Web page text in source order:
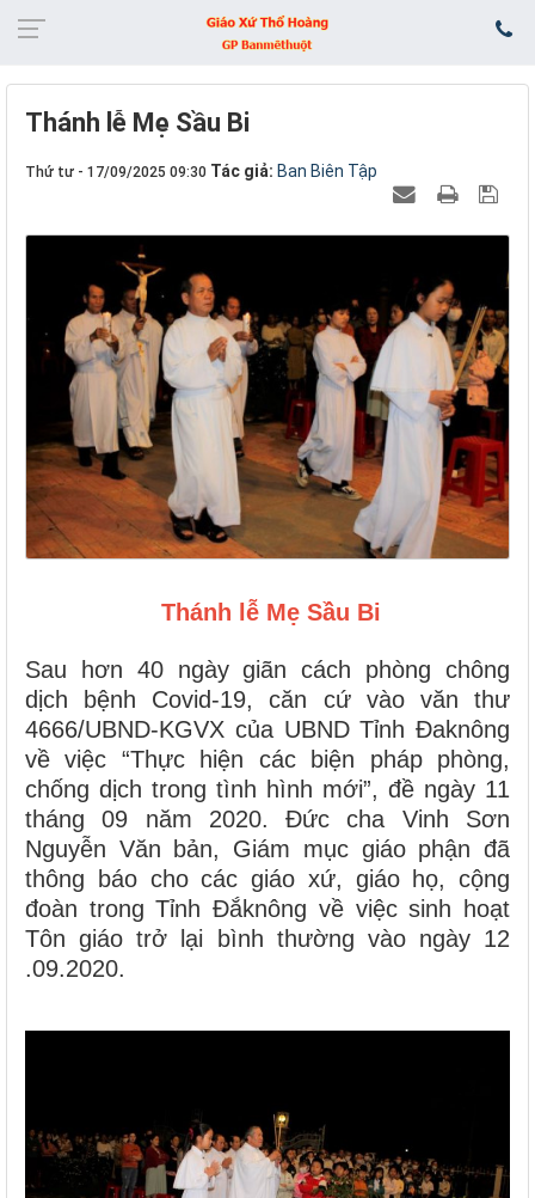
Thánh lễ Mẹ Sầu Bi
Thứ tư - 17/09/2025 09:30 Tác giả: Ban Biên Tập
Thánh lễ Mẹ Sầu Bi
Sau hơn 40 ngày giãn cách phòng chông
dịch bệnh Covid-19, căn cứ vào văn thư
4666/UBND-KGVX của UBND Tỉnh Đaknông
về việc “Thực hiện các biện pháp phòng,
chống dịch trong tình hình mới”, đề ngày 11
tháng 09 năm 2020. Đức cha Vinh Sơn
Nguyễn Văn bản, Giám mục giáo phận đã
thông báo cho các giáo xứ, giáo họ, cộng
đoàn trong Tỉnh Đắknông về việc sinh hoạt
Tôn giáo trở lại bình thường vào ngày 12
.09.2020.